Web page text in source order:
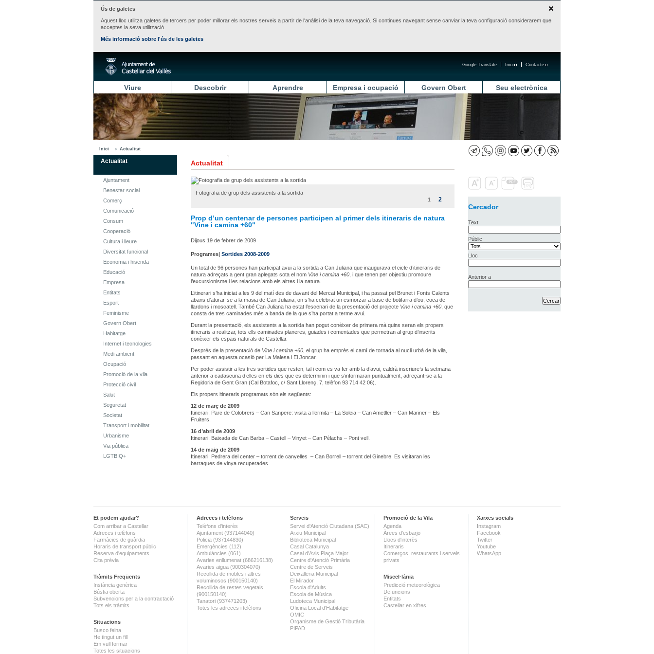
Ús de galetes
Aquest lloc utilitza galetes de tercers per poder millorar els nostres serveis a partir de l'anàlisi de la teva navegació. Si continues navegant sense canviar la teva configuració considerarem que
acceptes la seva utilització.
Més informació sobre l'ús de les galetes
Contacte
Inici
Google Translate
Viure Descobrir Aprendre Empresa i ocupació Govern Obert Seu electrònica
Inici Actualitat
Actualitat
Ajuntament
Benestar social
Comerç
Comunicació
Consum
Cooperació
Cultura i lleure
Diversitat funcional
Economia i hisenda
Educació
Empresa
Entitats
Esport
Feminisme
Govern Obert
Habitatge
Internet i tecnologies
Medi ambient
Ocupació
Promoció de la vila
Protecció civil
Salut
Seguretat
Societat
Transport i mobilitat
Urbanisme
Via pública
LGTBIQ+
Actualitat
Fotografia de grup dels assistents a la sortida
1
2
Prop d’un centenar de persones participen al primer dels itineraris de natura
"Vine i camina +60"
Dijous 19 de febrer de 2009
Programes| Sortides 2008-2009
Un total de 96 persones han participat avui a la sortida a Can Juliana que inaugurava el cicle d’itineraris de
natura adreçats a gent gran aplegats sota el nom Vine i camina +60 , i que tenen per objectiu promoure
l’excursionisme i les relacions amb els altres i la natura.
L’itinerari s’ha iniciat a les 9 del matí des de davant del Mercat Municipal, i ha passat pel Brunet i Fonts Calents
abans d’aturar-se a la masia de Can Juliana, on s’ha celebrat un esmorzar a base de botifarra d’ou, coca de
llardons i moscatell. També Can Juliana ha estat l’escenari de la presentació del projecte Vine i camina +60 , que
consta de tres caminades més a banda de la que s’ha portat a terme avui.
Durant la presentació, els assistents a la sortida han pogut conèixer de primera mà quins seran els propers
itineraris a realitzar, tots ells caminades planeres, guiades i comentades que permetran al grup d’inscrits
conèixer els espais naturals de Castellar.
Després de la presentació de Vine i camina +60 , el grup ha emprès el camí de tornada al nucli urbà de la vila,
passant en aquesta ocasió per La Malesa i El Joncar.
Per poder assistir a les tres sortides que resten, tal i com es va fer amb la d’avui, caldrà inscriure’s la setmana
anterior a cadascuna d’elles en els dies que es determinin i que s’informaran puntualment, adreçant-se a la
Regidoria de Gent Gran (Cal Botafoc, c/ Sant Llorenç, 7, telèfon 93 714 42 06).
Els propers itineraris programats són els següents:
12 de març de 2009
Itinerari: Parc de Colobrers – Can Sanpere: visita a l’ermita – La Soleia – Can Ametller – Can Mariner – Els
Fruiters.
16 d’abril de 2009
Itinerari: Baixada de Can Barba – Castell – Vinyet – Can Pèlachs – Pont vell.
14 de maig de 2009
Itinerari: Pedrera del center – torrent de canyelles – Can Borrell – torrent del Ginebre. Es visitaran les
barraques de vinya recuperades.
Cercador
Text
Públic
Lloc
Anterior a
Et podem ajudar?
Com arribar a Castellar
Adreces i telèfons
Farmàcies de guàrdia
Horaris de transport públic
Reserva d'equipaments
Cita prèvia
Tràmits Freqüents
Instància genèrica
Bústia oberta
Subvencions per a la contractació
Tots els tràmits
Situacions
Busco feina
He tingut un fill
Em vull formar
Totes les situacions
Adreces i telèfons
Telèfons d'interès
Ajuntament (937144040)
Policia (937144830)
Emergències (112)
Ambulàncies (061)
Avaries enllumenat (686216138)
Avaries aigua (900304070)
Recollida de mobles i altres
voluminosos (900150140)
Recollida de restes vegetals
(900150140)
Tanatori (937471203)
Totes les adreces i telèfons
Serveis
Servei d'Atenció Ciutadana (SAC)
Arxiu Municipal
Biblioteca Municipal
Casal Catalunya
Casal d'Avis Plaça Major
Centre d'Atenció Primària
Centre de Serveis
Deixalleria Municipal
El Mirador
Escola d'Adults
Escola de Música
Ludoteca Municipal
Oficina Local d'Habitatge
OMIC
Organisme de Gestió Tributària
PIPAD
Promoció de la Vila
Agenda
Àrees d'esbarjo
Llocs d'interès
Itineraris
Comerços, restaurants i serveis
privats
Miscel·lània
Predicció meteorològica
Defuncions
Entitats
Castellar en xifres
Xarxes socials
Instagram
Facebook
Twitter
Youtube
WhatsApp